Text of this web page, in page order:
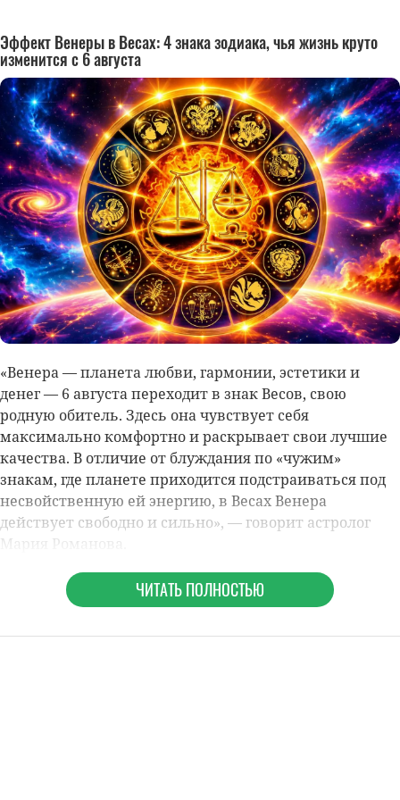
Эффект Венеры в Весах: 4 знака зодиака, чья жизнь круто
изменится с 6 августа
«Венера — планета любви, гармонии, эстетики и
денег — 6 августа переходит в знак Весов, свою
родную обитель. Здесь она чувствует себя
максимально комфортно и раскрывает свои лучшие
качества. В отличие от блуждания по «чужим»
знакам, где планете приходится подстраиваться под
несвойственную ей энергию, в Весах Венера
действует свободно и сильно», — говорит астролог
Мария Романова
ЧИТАТЬ ПОЛНОСТЬЮ